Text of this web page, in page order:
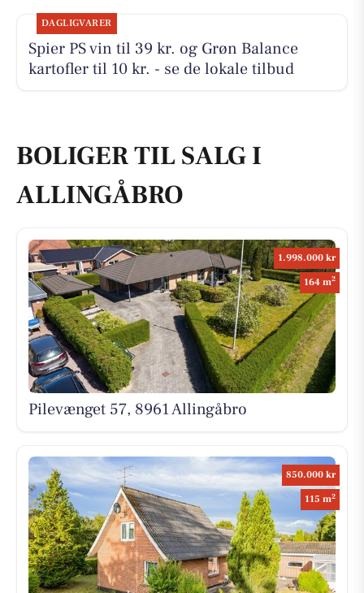
DAGLIGVARER
Spier PS vin til 39 kr. og Grøn Balance
kartofler til 10 kr. - se de lokale tilbud
BOLIGER TIL SALG I
ALLINGÅBRO
1.998.000 kr
164 m2
Pilevænget 57, 8961 Allingåbro
850.000 kr
115 m2